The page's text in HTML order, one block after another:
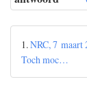
1.NRC, 7 maart
Toch moc…